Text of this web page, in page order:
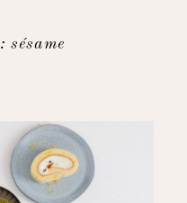
sésame